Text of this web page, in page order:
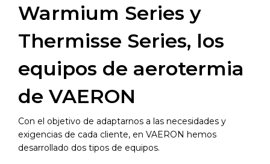
Warmium Series y
Thermisse Series, los
equipos de aerotermia
de VAERON
Con el objetivo de adaptarnos a las necesidades y
exigencias de cada cliente, en VAERON hemos
desarrollado dos tipos de equipos.